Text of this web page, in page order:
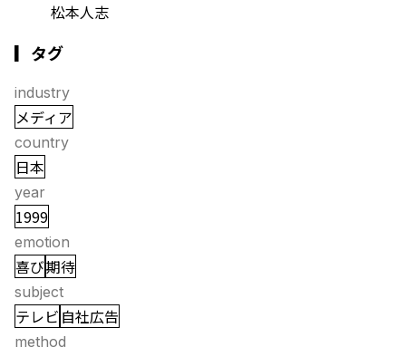
松本人志
▎タグ
industry
メディア
country
日本
year
1999
emotion
喜び期待
subject
テレビ 自社広告
method